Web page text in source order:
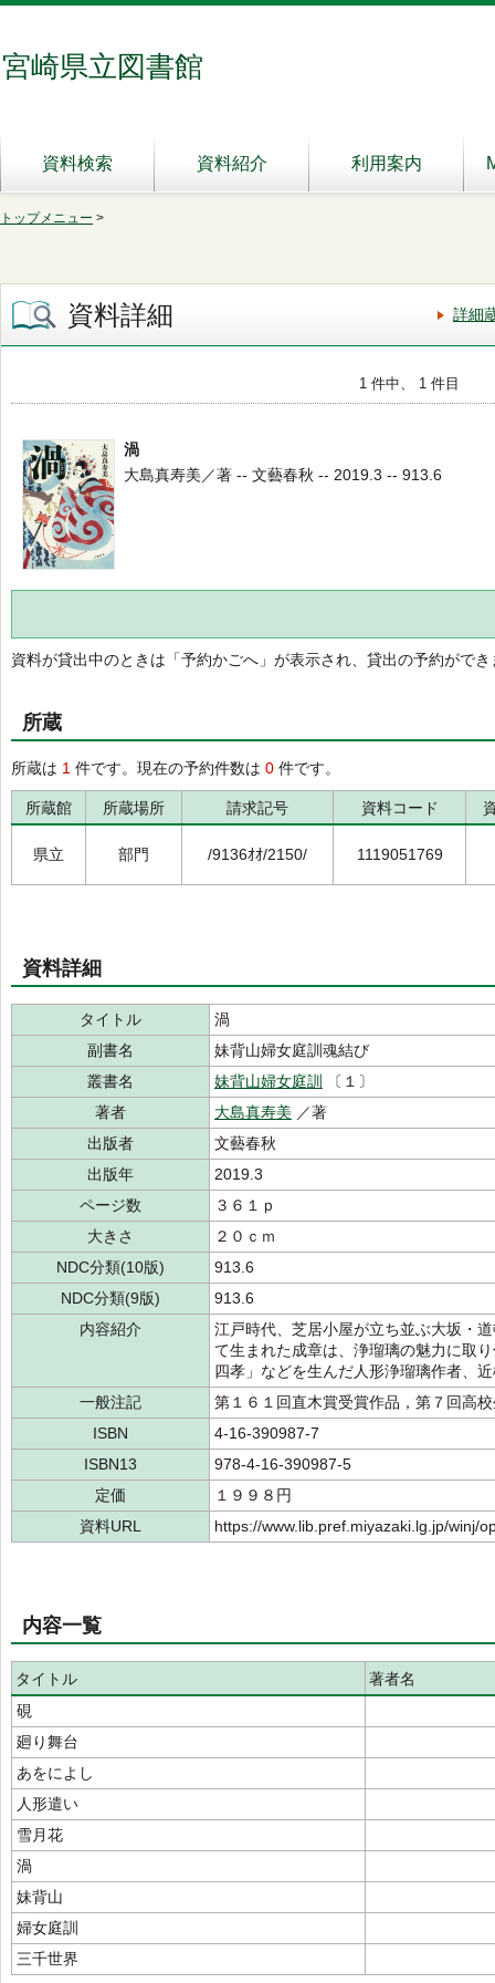
宮崎県立図書館
資料検索 資料紹介 利用案内
トップメニュー >
資料詳細 詳細
1 件中、 1 件目
渦
大島真寿美／著 -- 文藝春秋 -- 2019.3 -- 913.6
資料が貸出中のときは「予約かごへ」が表示され、貸出の予約ができ
所蔵
所蔵は 1 件です。現在の予約件数は 0 件です。
所蔵館 所蔵場所 請求記号 資料コード
県立 部門 /9136ｵｵ/2150/ 1119051769
資料詳細
タイトル
渦
副書名
妹背山婦女庭訓魂結び
叢書名
妹背山婦女庭訓
〔１〕
著者
大島真寿美 ／著
出版者
文藝春秋
出版年
2019.3
ページ数
３６１ｐ
大きさ
２０ｃｍ
NDC分類(10版)
913.6
NDC分類(9版)
913.6
内容紹介
江戸時代、芝居小屋が立ち並ぶ大坂・
て生まれた成章は、浄瑠璃の魅力に取
四孝」などを生んだ人形浄瑠璃作者、
一般注記
第１６１回直木賞受賞作品，第７回高
ISBN
4-16-390987-7
ISBN13
978-4-16-390987-5
定価
１９９８円
資料URL
https://www.lib.pref.miyazaki.lg.jp/winj/
内容一覧
タイトル
著者名
硯
廻り舞台
あをによし
人形遣い
雪月花
渦
妹背山
婦女庭訓
三千世界